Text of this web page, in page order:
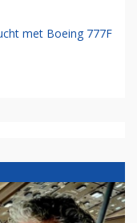
met Boeing 777F